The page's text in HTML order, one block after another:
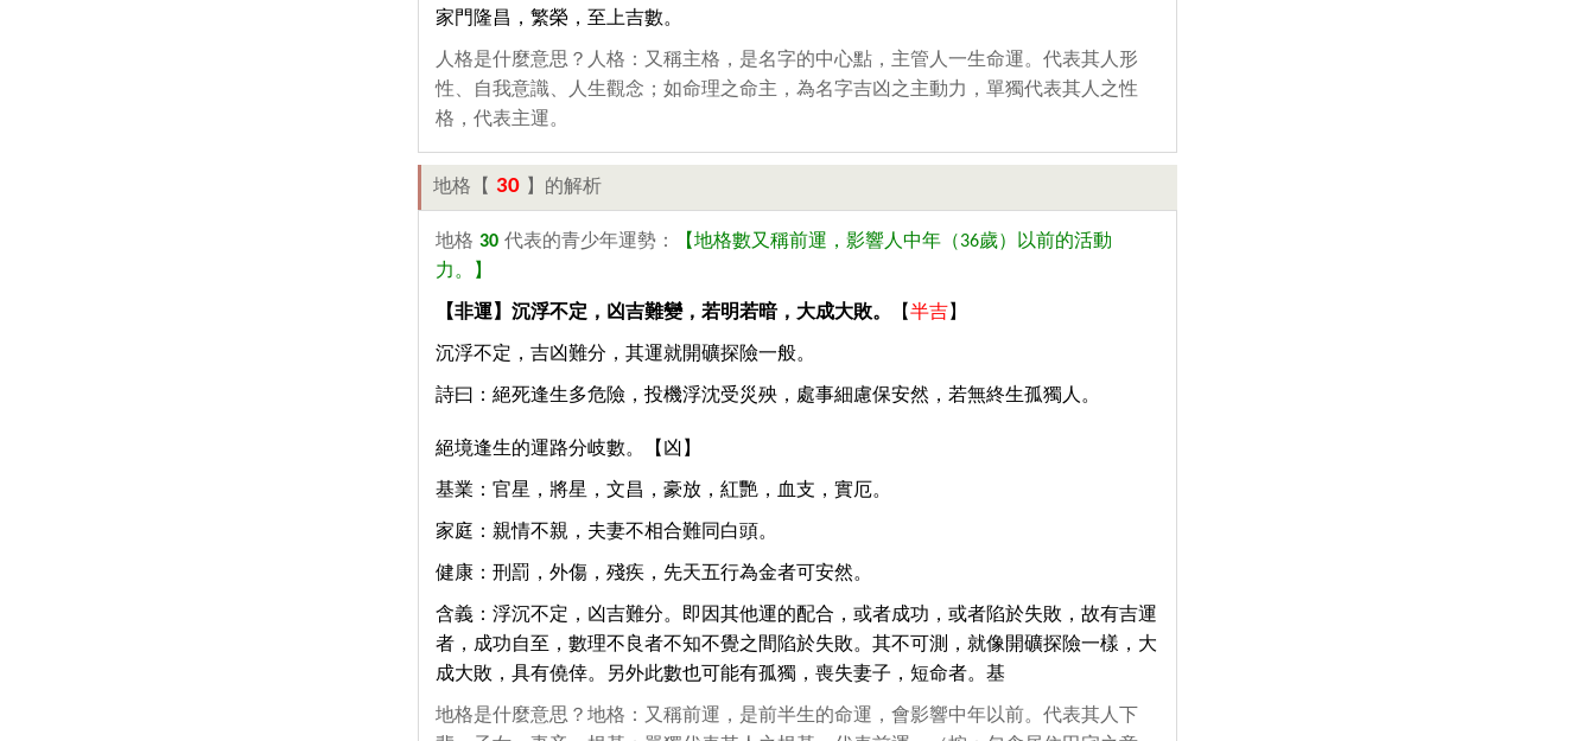
家門隆昌，繁榮，至上吉數。
人格是什麼意思？人格：又稱主格，是名字的中心點，主管人一生命運。代表其人形
性、自我意識、人生觀念；如命理之命主，為名字吉凶之主動力，單獨代表其人之性
格，代表主運。
地格【 30 】的解析
地格 30 代表的青少年運勢：
【地格數又稱前運，影響人中年（36歲）以前的活動
力。】
【非運】沉浮不定，凶吉難變，若明若暗，大成大敗。 【半吉】
沉浮不定，吉凶難分，其運就開礦探險一般。
詩曰：絕死逢生多危險，投機浮沈受災殃，處事細慮保安然，若無終生孤獨人。
絕境逢生的運路分岐數。【凶】
基業：官星，將星，文昌，豪放，紅艷，血支，實厄。
家庭：親情不親，夫妻不相合難同白頭。
健康：刑罰，外傷，殘疾，先天五行為金者可安然。
含義：浮沉不定，凶吉難分。即因其他運的配合，或者成功，或者陷於失敗，故有吉運
者，成功自至，數理不良者不知不覺之間陷於失敗。其不可測，就像開礦探險一樣，大
成大敗，具有僥倖。另外此數也可能有孤獨，喪失妻子，短命者。基
地格是什麼意思？地格：又稱前運，是前半生的命運，會影響中年以前。代表其人下